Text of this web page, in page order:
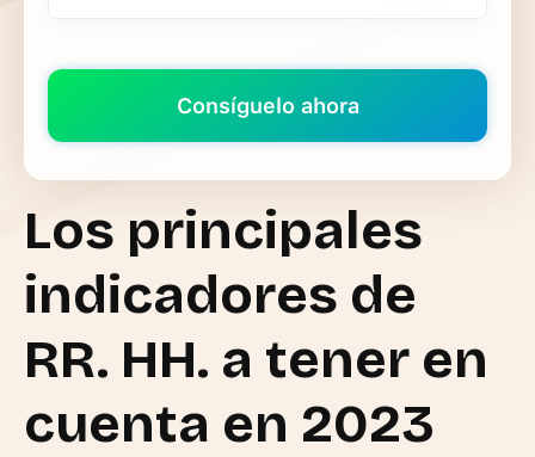
Los principales
indicadores de
RR. HH. a tener en
cuenta en 2023